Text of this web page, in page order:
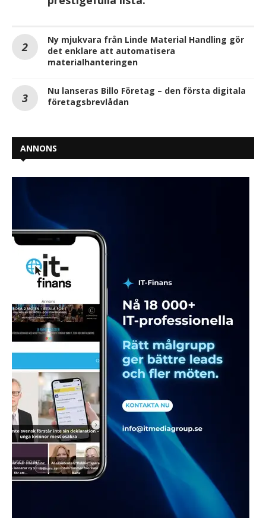
Ny mjukvara från Linde Material Handling gör
det enklare att automatisera
materialhanteringen
Nu lanseras Billo Företag – den första digitala
företagsbrevlådan
ANNONS